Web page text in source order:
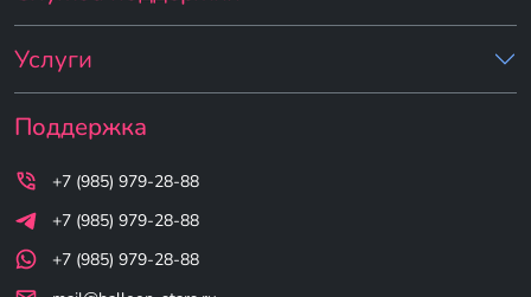
Услуги
Поддержка
+7 (985) 979-28-88
+7 (985) 979-28-88
+7 (985) 979-28-88